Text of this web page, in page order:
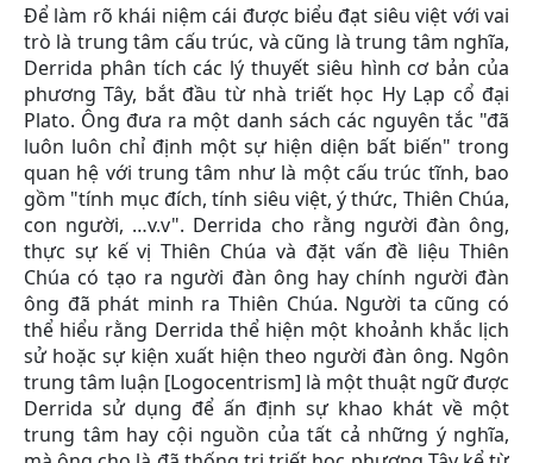
Để làm rõ khái niệm cái được biểu đạt siêu việt với vai
trò là trung tâm cấu trúc, và cũng là trung tâm nghĩa,
Derrida phân tích các lý thuyết siêu hình cơ bản của
phương Tây, bắt đầu từ nhà triết học Hy Lạp cổ đại
Plato. Ông đưa ra một danh sách các nguyên tắc "đã
luôn luôn chỉ định một sự hiện diện bất biến" trong
quan hệ với trung tâm như là một cấu trúc tĩnh, bao
gồm "tính mục đích, tính siêu việt, ý thức, Thiên Chúa,
con người, …v.v". Derrida cho rằng người đàn ông,
thực sự kế vị Thiên Chúa và đặt vấn đề liệu Thiên
Chúa có tạo ra người đàn ông hay chính người đàn
ông đã phát minh ra Thiên Chúa. Người ta cũng có
thể hiểu rằng Derrida thể hiện một khoảnh khắc lịch
sử hoặc sự kiện xuất hiện theo người đàn ông. Ngôn
trung tâm luận [Logocentrism] là một thuật ngữ được
Derrida sử dụng để ấn định sự khao khát về một
trung tâm hay cội nguồn của tất cả những ý nghĩa,